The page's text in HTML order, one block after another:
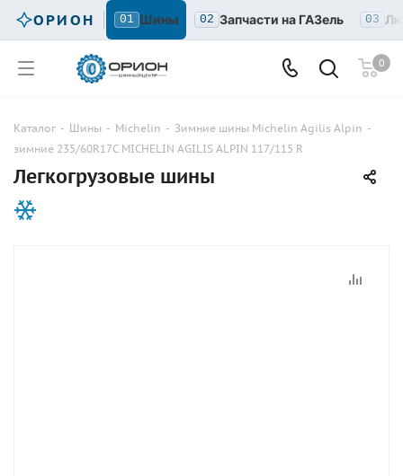
ОРИОН 01 Шины 02 Запчасти на ГАЗель 03
0
Каталог - Шины - Michelin - Зимние шины Michelin Agilis Alpin -
зимние 235/60R17C MICHELIN AGILIS ALPIN 117/115 R
Легкогрузовые шины